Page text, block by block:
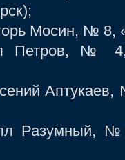
Мосин, № 8,
Петров, №